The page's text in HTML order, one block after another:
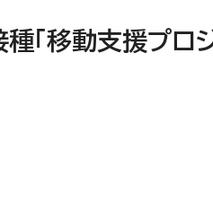
「移動支援プロ